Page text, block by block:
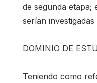
de segunda etapa;
serían
DOMINIO DE
Teniendo como